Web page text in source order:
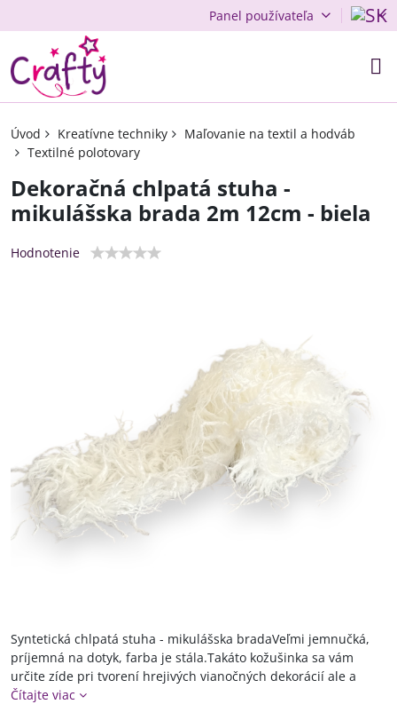
Panel používateľa
Úvod Kreatívne techniky
Maľovanie na textil a hodváb
Textilné polotovary
Dekoračná chlpatá stuha -
mikulášska brada 2m 12cm - biela
Hodnotenie
Syntetická chlpatá stuha - mikulášska bradaVeľmi jemnučká,
príjemná na dotyk, farba je stála.Takáto kožušinka sa vám
určite zíde pri tvorení hrejivých vianočných dekorácií ale a
Čítajte viac